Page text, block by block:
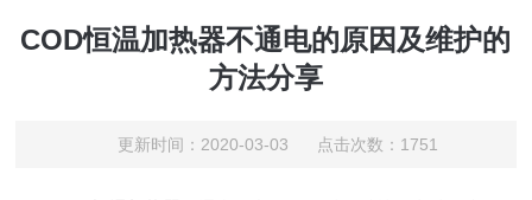
COD恒温加热器不通电的原因及维护的
方法分享
更新时间：2020-03-03 点击次数：1751